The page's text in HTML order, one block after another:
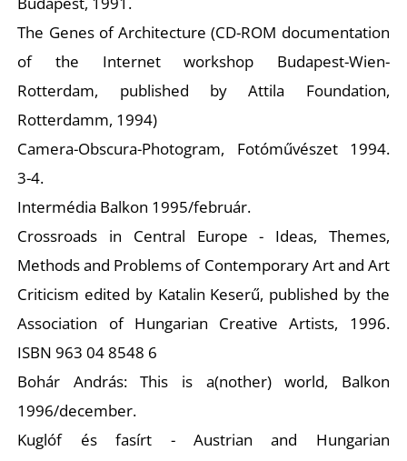
The Genes of Architecture (CD-ROM documentation
of the Internet workshop Budapest-Wien-
Rotterdam, published by Attila Foundation,
Rotterdamm, 1994)
Camera-Obscura-Photogram, Fotóművészet1994.
3-4.
Intermédia Balkon 1995/február.
Crossroads in Central Europe - Ideas, Themes,
Methods and Problems of Contemporary Art and Art
Criticism edited by Katalin Keserű, published by the
Association of Hungarian Creative Artists, 1996.
ISBN 963 04 8548 6
Bohár András: This is a(nother) world, Balkon
1996/december.
Kuglóf és fasírt - Austrian and Hungarian